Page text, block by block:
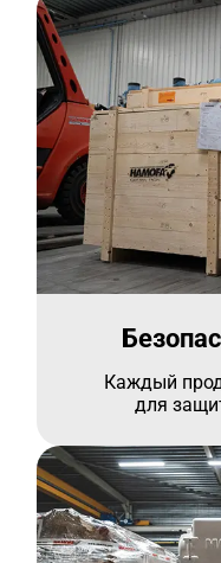
Каждый
для